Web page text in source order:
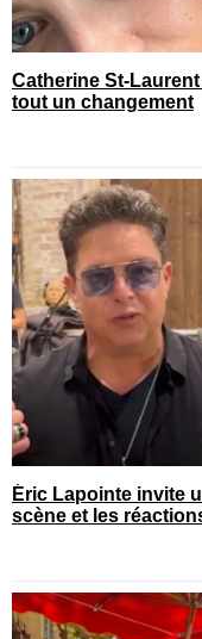
Catherine St-
tout un changement
Éric Lapointe invite
scène et les